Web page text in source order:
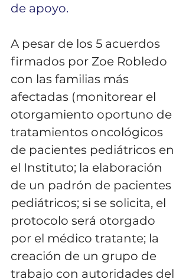
de apoyo.
A pesar de los 5 acuerdos
firmados por Zoe Robledo
con las familias más
afectadas (monitorear el
otorgamiento oportuno de
tratamientos oncológicos
de pacientes pediátricos en
el Instituto; la elaboración
de un padrón de pacientes
pediátricos; si se solicita, el
protocolo será otorgado
por el médico tratante; la
creación de un grupo de
trabajo con autoridades del